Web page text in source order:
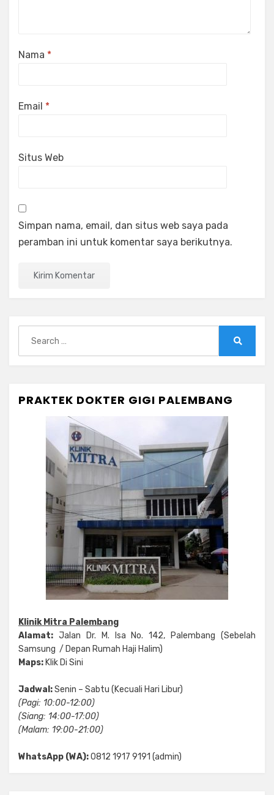
Nama *
Email *
Situs Web
Simpan nama, email, dan situs web saya pada
peramban ini untuk komentar saya berikutnya.
for:
PRAKTEK DOKTER GIGI PALEMBANG
Klinik Mitra Palembang
Alamat: Jalan Dr. M. Isa No. 142, Palembang (Sebelah
Samsung / Depan Rumah Haji Halim)
Maps: Klik Di Sini
Jadwal:Senin – Sabtu (Kecuali Hari Libur)
(Pagi: 10:00-12:00)
(Siang: 14:00-17:00)
(Malam: 19:00-21:00)
WhatsApp (WA):0812 1917 9191 (admin)